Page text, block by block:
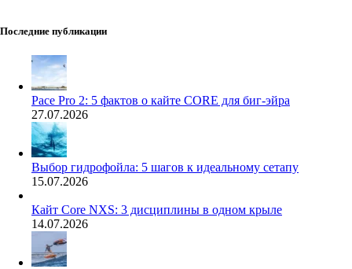
Последние публикации
Pace Pro 2: 5 фактов о кайте CORE для биг-эйра
27.07.2026
Выбор гидрофойла: 5 шагов к идеальному сетапу
15.07.2026
Кайт Core NXS: 3 дисциплины в одном крыле
14.07.2026